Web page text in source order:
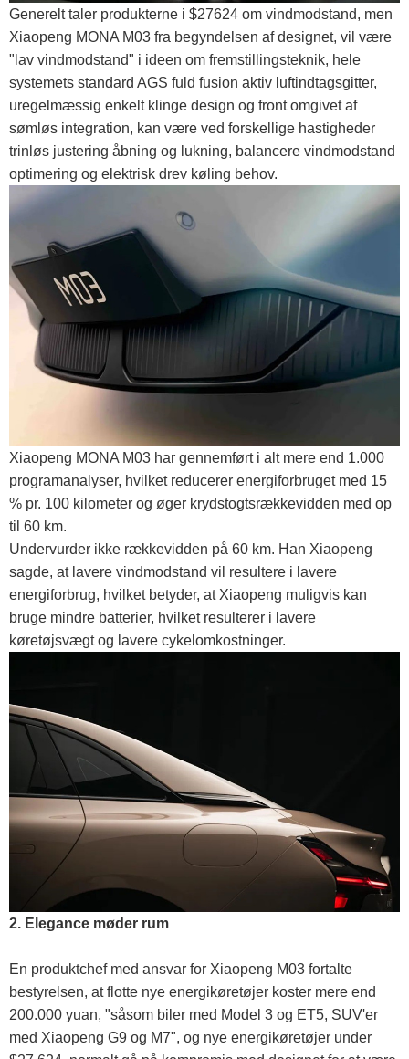
Generelt taler produkterne i $27624 om vindmodstand, men
Xiaopeng MONA M03 fra begyndelsen af ​​designet, vil være
"lav vindmodstand" i ideen om fremstillingsteknik, hele
systemets standard AGS fuld fusion aktiv luftindtagsgitter,
uregelmæssig enkelt klinge design og front omgivet af
sømløs integration, kan være ved forskellige hastigheder
trinløs justering åbning og lukning, balancere vindmodstand
optimering og elektrisk drev køling behov.
Xiaopeng MONA M03 har gennemført i alt mere end 1.000
programanalyser, hvilket reducerer energiforbruget med 15
% pr. 100 kilometer og øger krydstogtsrækkevidden med op
til 60 km.
Undervurder ikke rækkevidden på 60 km. Han Xiaopeng
sagde, at lavere vindmodstand vil resultere i lavere
energiforbrug, hvilket betyder, at Xiaopeng muligvis kan
bruge mindre batterier, hvilket resulterer i lavere
køretøjsvægt og lavere cykelomkostninger.
2. Elegance møder rum
En produktchef med ansvar for Xiaopeng M03 fortalte
bestyrelsen, at flotte nye energikøretøjer koster mere end
200.000 yuan, "såsom biler med Model 3 og ET5, SUV'er
med Xiaopeng G9 og M7", og nye energikøretøjer under